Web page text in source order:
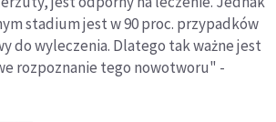
stadium jest w 90 proc. przypadków
do wyleczenia. Dlatego tak ważne jest
rozpoznanie tego nowotworu" -